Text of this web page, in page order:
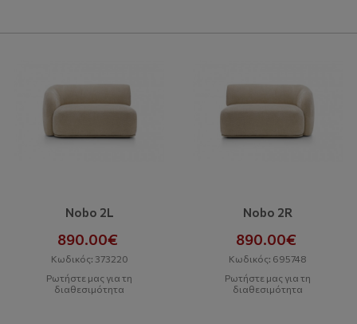
Nobo 2L
890.00€
Κωδικός: 373220
Ρωτήστε μας για τη
διαθεσιμότητα
Nobo 2R
890.00€
Κωδικός: 695748
Ρωτήστε μας για τη
διαθεσιμότητα